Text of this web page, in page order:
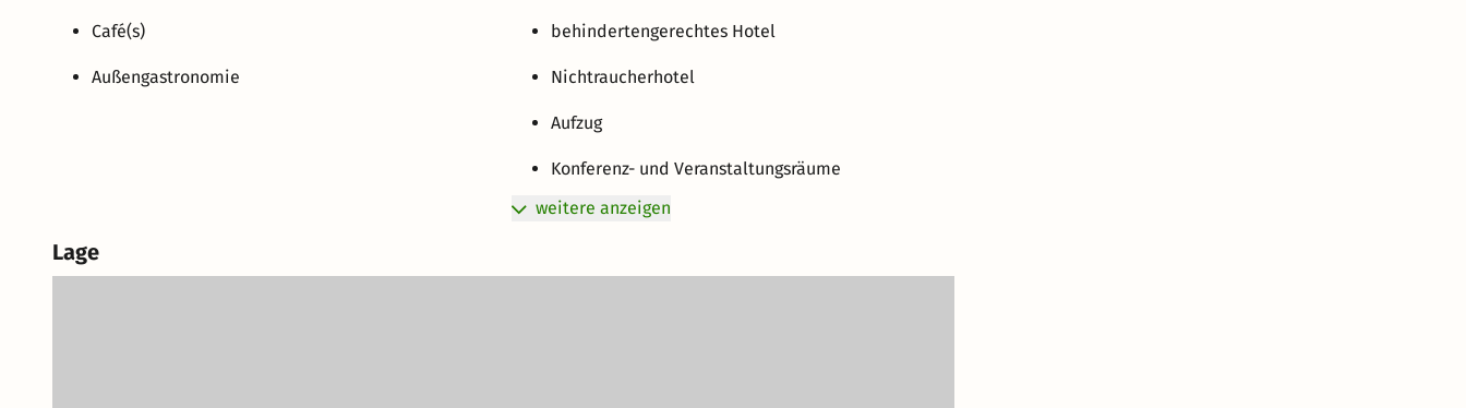
Café(s)
Außengastronomie
behindertengerechtes Hotel
Nichtraucherhotel
Aufzug
Konferenz- und Veranstaltungsräume
weitere anzeigen
Lage